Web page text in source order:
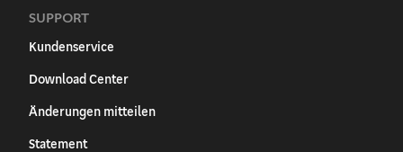
SUPPORT
Kundenservice
Download Center
Änderungen mitteilen
Statement